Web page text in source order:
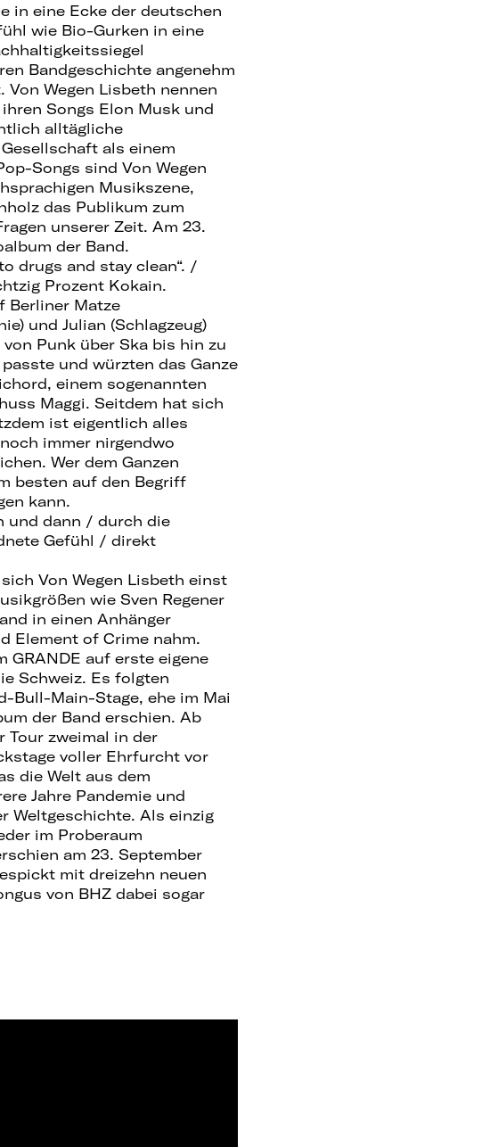
in eine Ecke der deutschen
wie Bio-Gurken in eine
Bandgeschichte angenehm
Wegen Lisbeth nennen
Songs Elon Musk und
alltägliche
als einem
Songs sind Von Wegen
Musikszene,
das Publikum zum
unserer Zeit. Am 23.
der Band.
drugs and stay clean“. /
Prozent Kokain.
Berliner Matze
und Julian (Schlagzeug)
Punk über Ska bis hin zu
und würzten das Ganze
einem sogenannten
Maggi. Seitdem hat sich
ist eigentlich alles
immer nirgendwo
Wer dem Ganzen
besten auf den Begriff
kann.
und dann / durch die
Gefühl / direkt
Von Wegen Lisbeth einst
wie Sven Regener
in einen Anhänger
Element of Crime nahm.
GRANDE auf erste eigene
Schweiz. Es folgten
Bull-Main-Stage, ehe im Mai
der Band erschien. Ab
Tour zweimal in der
voller Ehrfurcht vor
die Welt aus dem
Jahre Pandemie und
Weltgeschichte. Als einzig
im Proberaum
am 23. September
mit dreizehn neuen
von BHZ dabei sogar